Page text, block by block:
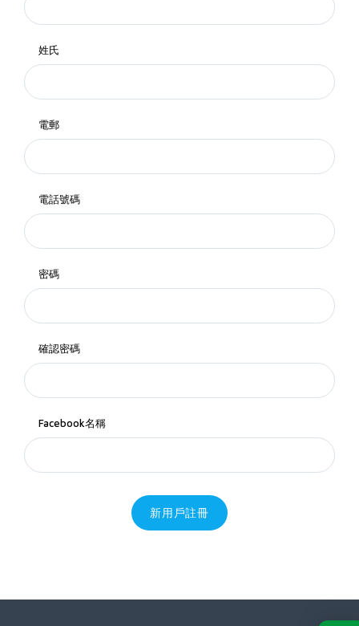
姓氏
電郵
電話號碼
密碼
確認密碼
Facebook名稱
新用戶註冊